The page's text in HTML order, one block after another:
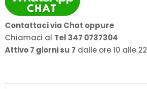
Contattaci via Chat oppure
Chiamaci al Tel 347 0737304
Attivo 7 giorni su 7 dalle ore 10 alle 22